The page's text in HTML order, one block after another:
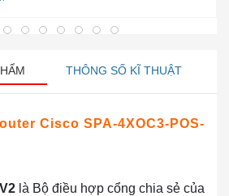
THÔNG SỐ KĨ THUẬT
Cisco SPA-4XOC3-POS-
là Bộ điều hợp cổng chia sẻ của